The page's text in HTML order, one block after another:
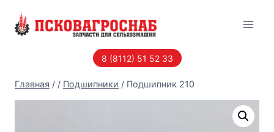
8 (8112) 51 52 33
Главная / / Подшипники / Подшипник 210